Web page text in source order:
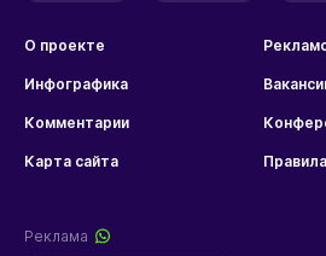
О проекте
Инфографика
Комментарии
Карта сайта
Реклама